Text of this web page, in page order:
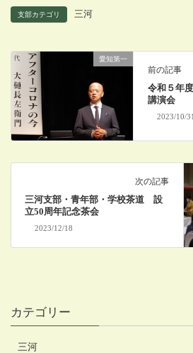
支部カテゴリ 三河
愛知第一
前の記事
令和５年
講演会
2023/10/31
次の記事
三河支部・青年部・学校茶道 設
立50周年記念茶会
2023/12/18
カテゴリー
三河